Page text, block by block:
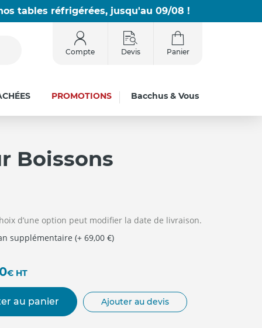
tables réfrigérées, jusqu'au 09/08 !
Compte Devis Panier
PROMOTIONS Bacchus & Vous
Boissons
d’une option peut modifier la date de livraison.
supplémentaire (+ 69,00 €)
€ HT
au panier Ajouter au devis